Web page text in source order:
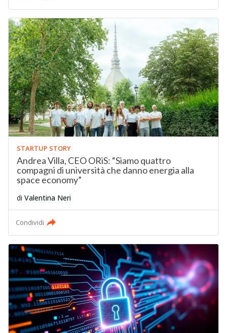
STARTUP STORY
Andrea Villa, CEO ORiS: “Siamo quattro
compagni di università che danno energia alla
space economy”
di Valentina Neri
Condividi